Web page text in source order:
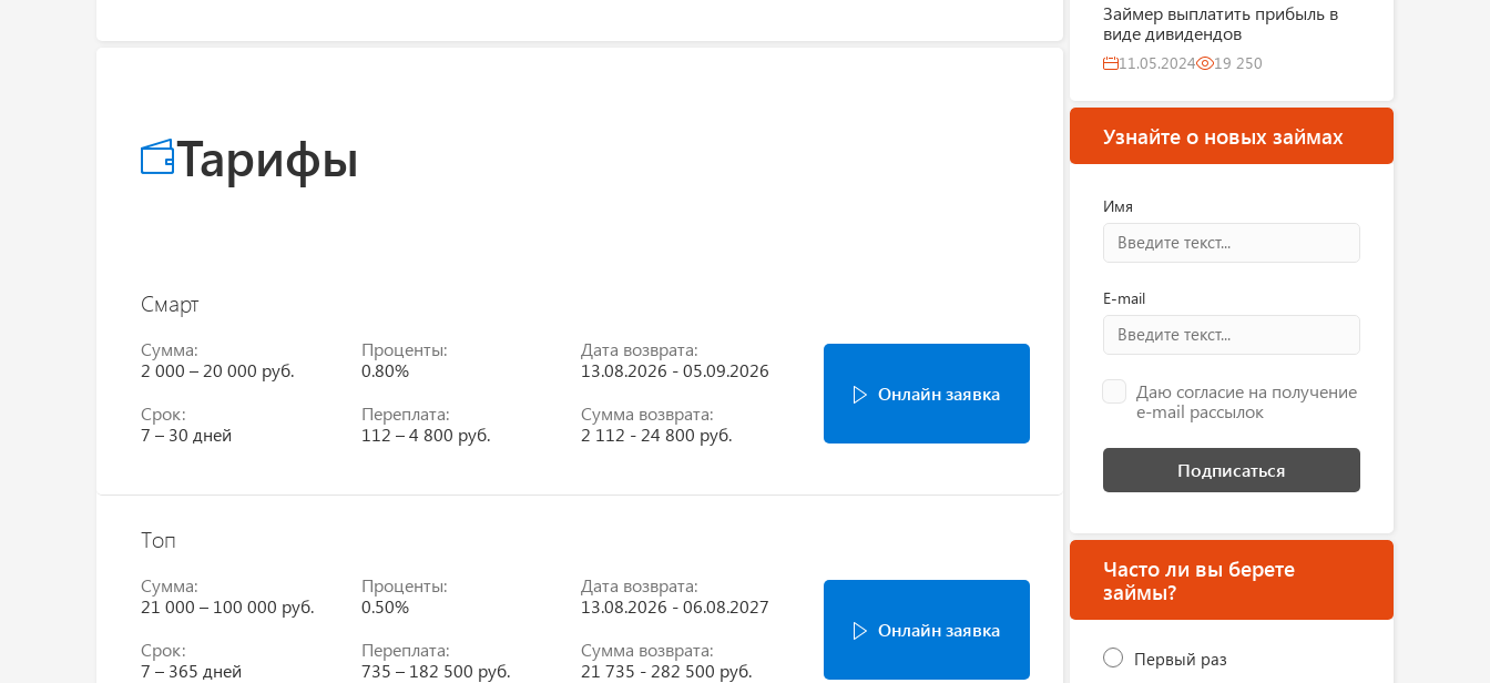
Тарифы
Смарт
Сумма:
2 000 – 20 000 руб.
Проценты:
0.80%
Дата возврата:
13.08.2026 - 05.09.2026
Срок:
7 – 30 дней
Переплата:
112 – 4 800 руб.
Сумма возврата:
2 112 - 24 800 руб.
Онлайн заявка
Топ
Сумма:
21 000 – 100 000 руб.
Проценты:
0.50%
Дата возврата:
13.08.2026 - 06.08.2027
Срок:
7 – 365 дней
Переплата:
735 – 182 500 руб.
Сумма возврата:
21 735 - 282 500 руб.
Онлайн заявка
Займер выплатить прибыль в
виде дивидендов
11.05.2024 19 250
Узнайте о новых займах
Имя
E-mail
Даю согласие на получение
e-mail рассылок
Подписаться
Часто ли вы берете
займы?
Первый раз